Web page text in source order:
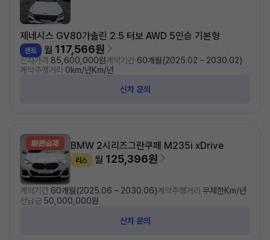
제네시스 GV80가솔린 2.5 터보 AWD 5인승 기본형
렌트 월 117,566원
신차가격 85,600,000원계약기간 60개월(2025.02 ~ 2030.02)
계약주행거리 0km/년Km/년
신차 문의
BMW 2시리즈그란쿠페 M235i xDrive
리스 월 125,396원
계약기간 60개월(2025.06 ~ 2030.06)계약주행거리 무제한Km/년
선납금 50,000,000원
신차 문의